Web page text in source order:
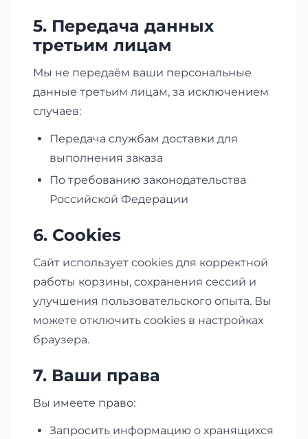
5. Передача данных
третьим лицам
Мы не передаём ваши персональные
данные третьим лицам, за исключением
случаев:
Передача службам доставки для
выполнения заказа
По требованию законодательства
Российской Федерации
6. Cookies
Сайт использует cookies для корректной
работы корзины, сохранения сессий и
улучшения пользовательского опыта. Вы
можете отключить cookies в настройках
браузера.
7. Ваши права
Вы имеете право:
Запросить информацию о хранящихся